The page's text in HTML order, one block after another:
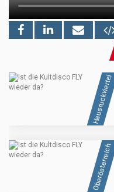
Hausruckviertel
Oberösterreich